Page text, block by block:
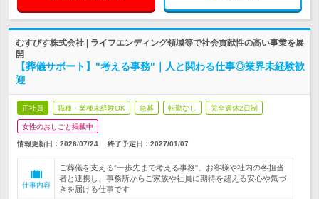
むすびす株式会社 | ライフエンディング領域等で社会貢献性の高い事業を展
開
【葬儀サポート】"考える事務"｜人と関わる仕事◎業界未経験歓
迎
正社員 職種・業種未経験OK 急募 転勤なし 完全週休2日制
女性のおしごと掲載中
情報更新日：2026/07/24 終了予定日： 2027/01/07
仕事内容
ご葬儀を支える”一歩先まで考える事務"。お客様や社内の各担当
者と連携し、事務所からご家族や社員に期待を超える安心や気づ
きを届ける仕事です